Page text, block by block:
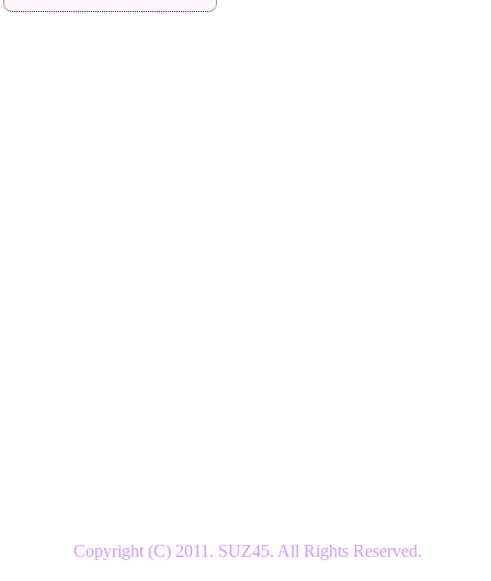
Copyright (C) 2011. SUZ45. All Rights Reserved.